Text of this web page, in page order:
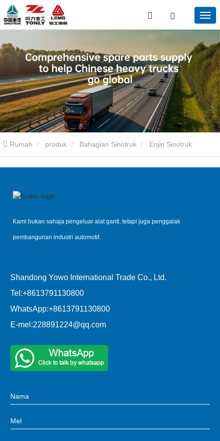
Rumah produk Bahagian Sinotruk Enjin Sinotruk
Kami bukan sahaja pengeluar alat ganti, tetapi juga penggalak
pembangunan industri automotif.
Shandong Yowo International Trade Co., Ltd.
Tel:+8613791130800
WhatsApp:+8613791130800
E-mel:228891224@qq.com